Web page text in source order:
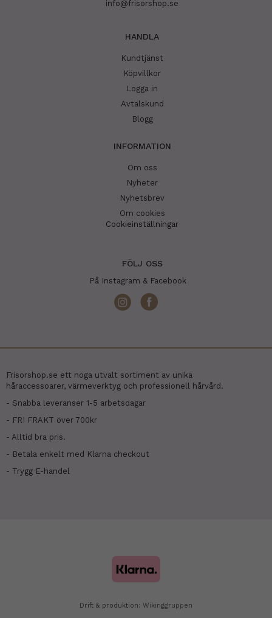
info@frisorshop.se
HANDLA
Kundtjänst
Köpvillkor
Logga in
Avtalskund
Blogg
INFORMATION
Om oss
Nyheter
Nyhetsbrev
Om cookies
Cookieinställningar
FÖLJ OSS
På Instagram & Facebook
Frisorshop.se ett noga utvalt sortiment av unika
håraccessoarer, värmeverktyg och professionell hårvård.
- Snabba leveranser 1-5 arbetsdagar
- FRI FRAKT över 700kr
- Alltid bra pris.
- Betala enkelt med Klarna checkout
- Trygg E-handel
Drift & produktion: Wikinggruppen